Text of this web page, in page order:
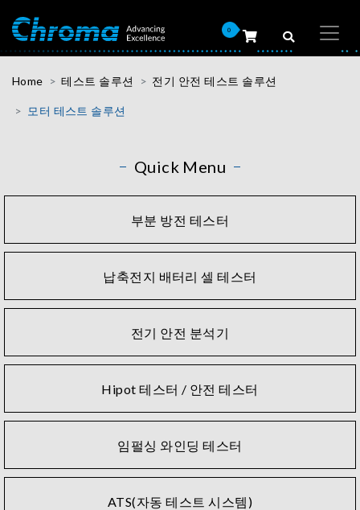
0
Home 테스트 솔루션 전기 안전 테스트 솔루션
모터 테스트 솔루션
Quick Menu
부분 방전 테스터
납축전지 배터리 셀 테스터
전기 안전 분석기
Hipot 테스터 / 안전 테스터
임펄싱 와인딩 테스터
ATS(자동 테스트 시스템)